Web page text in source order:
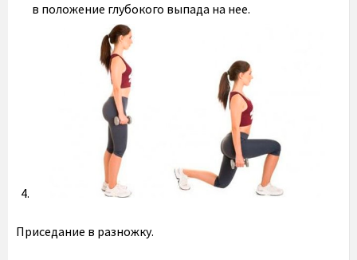
в положение глубокого выпада на нее.
Приседание в разножку.